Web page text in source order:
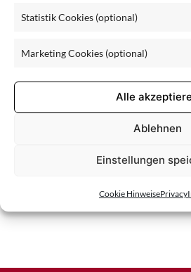
Statistik Cookies (optional)
Marketing Cookies (optional)
Alle
Ablehnen
Einstellungen
Cookie HinweisePrivacy